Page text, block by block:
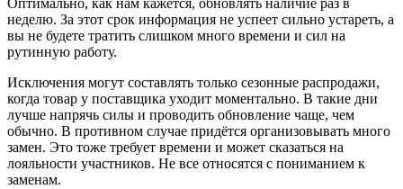
Оптимально, как нам кажется, обновлять наличие раз в
неделю. За этот срок информация не успеет сильно устареть, а
вы не будете тратить слишком много времени и сил на
рутинную работу.
Исключения могут составлять только сезонные распродажи,
когда товар у поставщика уходит моментально. В такие дни
лучше напрячь силы и проводить обновление чаще, чем
обычно. В противном случае придётся организовывать много
замен. Это тоже требует времени и может сказаться на
лояльности участников. Не все относятся с пониманием к
заменам.